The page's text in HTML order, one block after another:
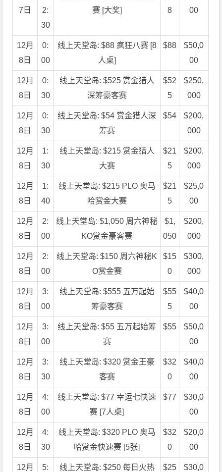
7日
2:
30
赛 [大奖]
8
00
12月
8日
0:
00
线上天堂岛: $88 疯狂八赛 [8
人桌]
$88
$50,0
00
12月
8日
0:
30
线上天堂岛: $525 赏金猎人
深筹豪客赛
$52
5
$250,
000
12月
8日
0:
30
线上天堂岛: $54 赏金猎人深
筹赛
$54
$200,
000
12月
8日
1:
30
线上天堂岛: $215 赏金猎人
大赛
$21
5
$200,
000
12月
8日
1:
40
线上天堂岛: $215 PLO 奥马
哈赏金大赛
$21
5
$25,0
00
12月
8日
2:
00
线上天堂岛: $1,050 周六神秘
KO赏金豪客赛
$1,
050
$200,
000
12月
8日
2:
00
线上天堂岛: $150 周六神秘K
O赏金赛
$15
0
$300,
000
12月
8日
3:
00
线上天堂岛: $555 五万起始
筹豪客赛
$55
5
$40,0
00
12月
8日
3:
00
线上天堂岛: $55 五万起始筹
赛
$55
$50,0
00
12月
8日
3:
30
线上天堂岛: $320 赏金王豪
客赛
$32
0
$40,0
00
12月
8日
4:
00
线上天堂岛: $77 幸运七快速
赛 [7人桌]
$77
$30,0
00
12月
8日
4:
30
线上天堂岛: $320 PLO 奥马
哈赏金快速赛 [5张]
$32
0
$20,0
00
12月
5:
线上天堂岛: $250 每日火热
$25
$30,0